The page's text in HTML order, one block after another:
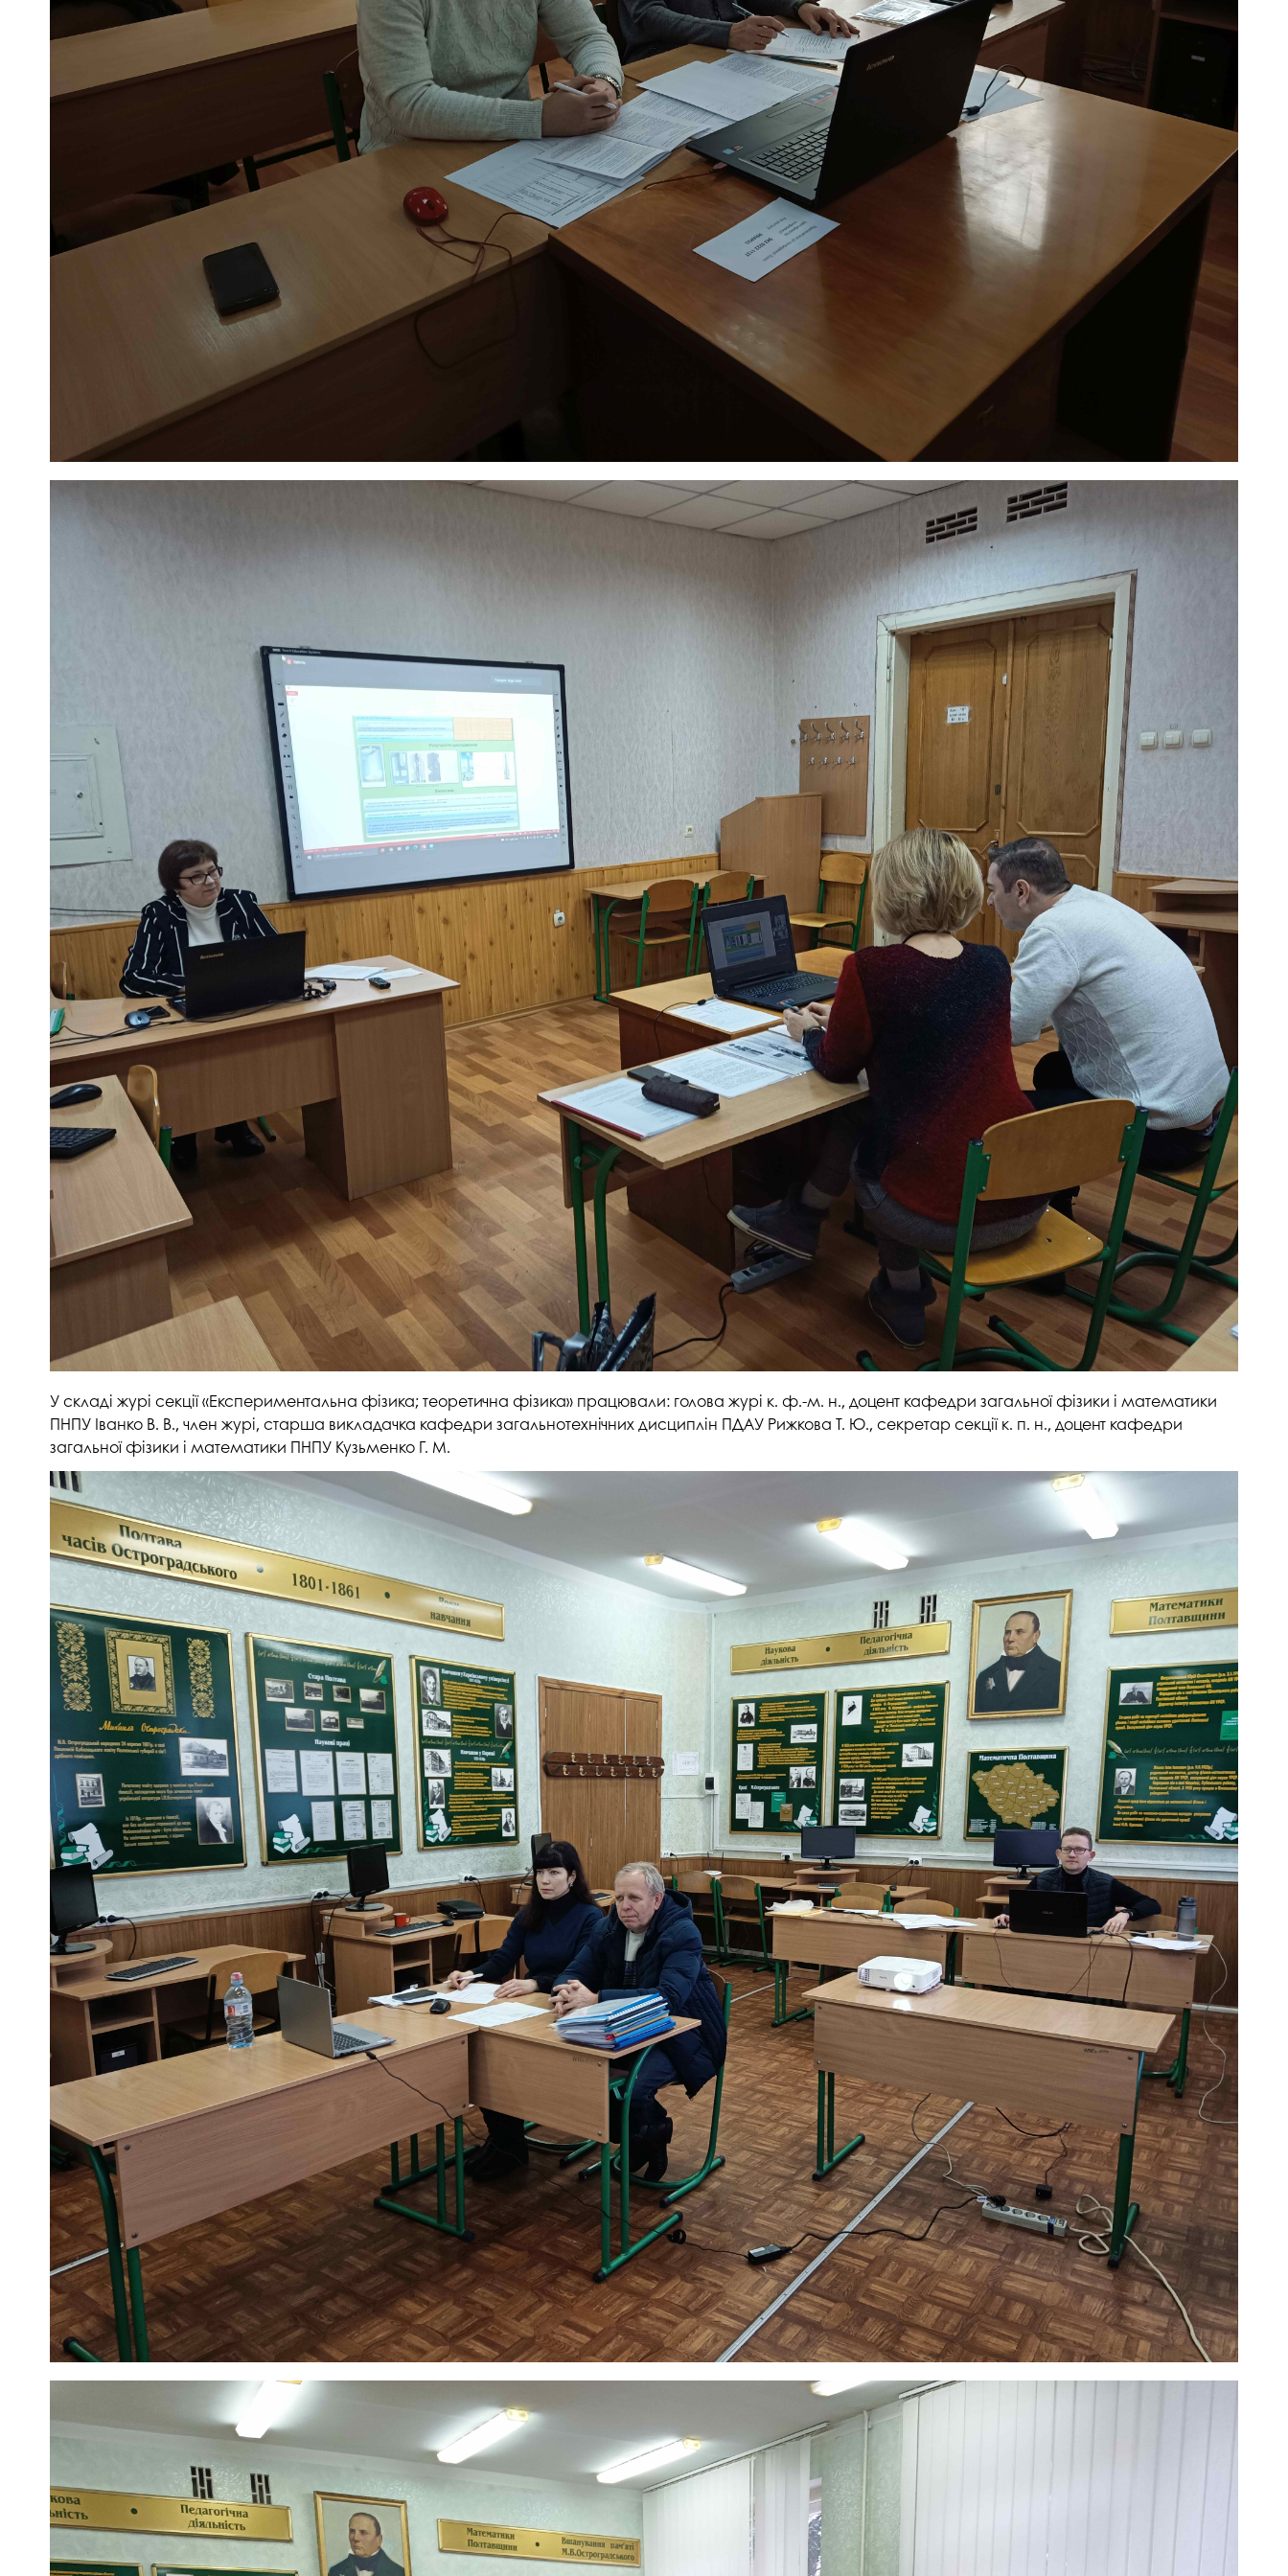
госпдоговірних робіт (послуг)
У складі журі секції «Експериментальна фізика; теоретична фізика» працювали: голова журі к. ф.-м. н., доцент кафедри загальної фізики і математики
ПНПУ Іванко В. В., член журі, старша викладачка кафедри загальнотехнічних дисциплін ПДАУ Рижкова Т. Ю., секретар секції к. п. н., доцент кафедри
загальної фізики і математики ПНПУ Кузьменко Г. М.